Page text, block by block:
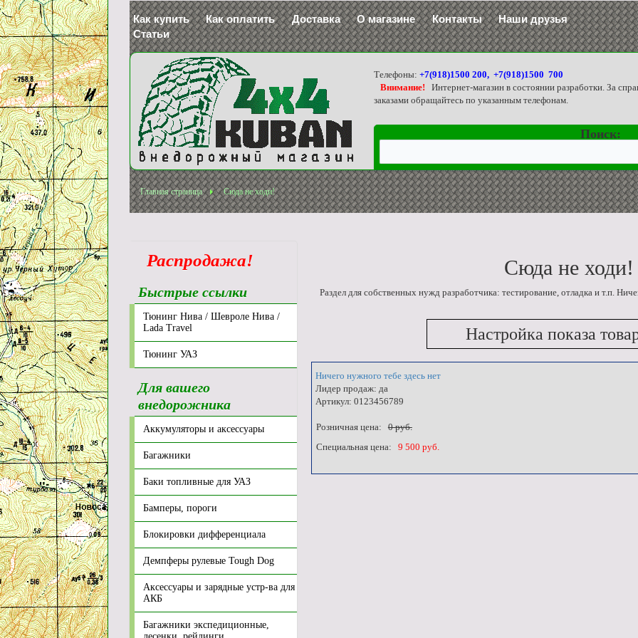
Как купить Как оплатить Доставка О магазине Контакты
Наши друзья
Статьи
Телефоны:+7(918)1500 200, +7(918)1500 700
Внимание!
Интернет-магазин в состоянии разработки. За
заказами обращайтесь по указанным телефонам.
Поиск:
Главная страница Сюда не ходи!
Сюда не ходи!
Раздел для собственных нужд разработчика: тестирование, отладка и т.п.
Настройка показа
Ничего нужного тебе здесь нет
Лидер продаж: да
Артикул: 0123456789
Розничная цена:0 руб.
Специальная цена: 9 500 руб.
Распродажа!
Быстрые ссылки
Тюнинг Нива / Шевроле Нива /
Lada Travel
Тюнинг УАЗ
Для вашего
внедорожника
Аккумуляторы и аксессуары
Багажники
Баки топливные для УАЗ
Бамперы, пороги
Блокировки дифференциала
Демпферы рулевые Tough Dog
Аксессуары и зарядные устр-ва для
АКБ
Багажники экспедиционные,